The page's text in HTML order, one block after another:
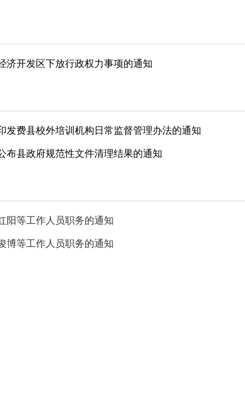
济开发区下放行政权力事项的通知
发费县校外培训机构日常监督管理办法的通知
布县政府规范性文件清理结果的通知
阳等工作人员职务的通知
博等工作人员职务的通知